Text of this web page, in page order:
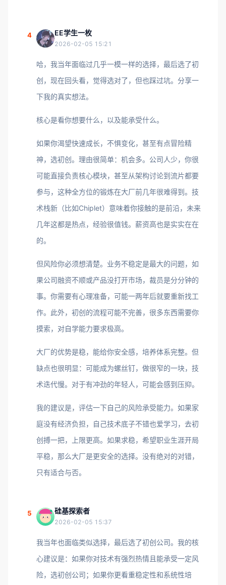
4 EE学生一枚
2026-02-05 15:21
哈，我当年面临过几乎一模一样的选择，最后选了初
创，现在回头看，觉得选对了，但也踩过坑。分享一
下我的真实想法。
核心是看你想要什么，以及能承受什么。
如果你渴望快速成长，不惧变化，甚至有点冒险精
神，选初创。理由很简单：机会多。公司人少，你很
可能直接负责核心模块，甚至从架构讨论到流片都要
参与，这种全方位的锻炼在大厂前几年很难得到。技
术栈新（比如Chiplet）意味着你接触的是前沿，未来
几年这都是热点，经验很值钱。薪资高也是实实在在
的。
但风险你必须想清楚。业务不稳定是最大的问题，如
果公司融资不顺或产品没打开市场，裁员是分分钟的
事。你需要有心理准备，可能一两年后就要重新找工
作。此外，初创的流程可能不完善，很多东西需要你
摸索，对自学能力要求极高。
大厂的优势是稳，能给你安全感，培养体系完整。但
缺点也很明显：可能成为螺丝钉，做很窄的一块，技
术迭代慢。对于有冲劲的年轻人，可能会感到压抑。
我的建议是，评估一下自己的风险承受能力。如果家
庭没有经济负担，自己技术底子不错也爱学习，去初
创搏一把，上限更高。如果求稳，希望职业生涯开局
平稳，那么大厂是更安全的选择。没有绝对的对错，
只有适合与否。
5 硅基探索者
2026-02-05 15:37
我当年也面临类似选择，最后选了初创公司。我的核
心建议是：如果你对技术有强烈热情且能承受一定风
险，选初创公司；如果你更看重稳定性和系统性培